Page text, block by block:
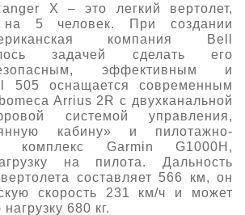
X – это легкий вертолет,
на 5 человек. При создании
компания Bell
задачей сделать его
эффективным и
505 оснащается современным
Arrius 2R c двухканальной
системой управления,
кабину» и пилотажно-
комплекс Garmin G1000H,
на пилота. Дальность
составляет 566 км, он
скорость 231 км/ч и может
680 кг.